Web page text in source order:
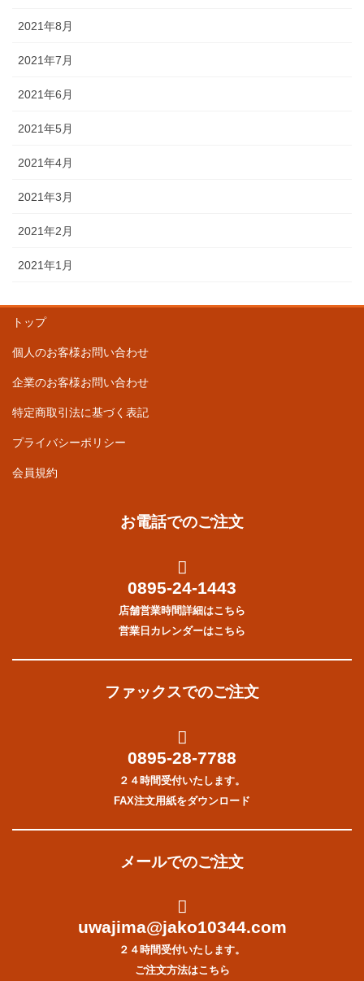
2021年8月
2021年7月
2021年6月
2021年5月
2021年4月
2021年3月
2021年2月
2021年1月
トップ
個人のお客様お問い合わせ
企業のお客様お問い合わせ
特定商取引法に基づく表記
プライバシーポリシー
会員規約
お電話でのご注文
0895-24-1443
店舗営業時間詳細はこちら
営業日カレンダーはこちら
ファックスでのご注文
0895-28-7788
２４時間受付いたします。
FAX注文用紙をダウンロード
メールでのご注文
uwajima@jako10344.com
２４時間受付いたします。
ご注文方法はこちら